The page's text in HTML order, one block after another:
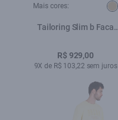
Mais cores:
Tailoring Slim b Faca
R$ 929,00
9X de R$ 103,22 sem juros